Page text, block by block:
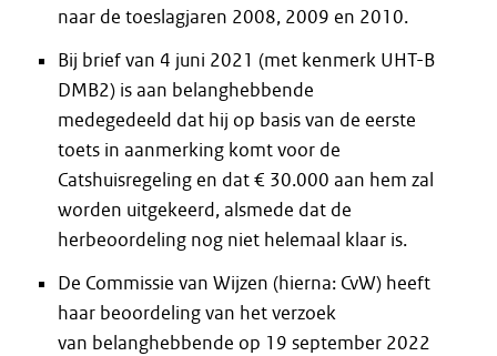
naar de toeslagjaren 2008, 2009 en 2010.
Bij brief van 4 juni 2021 (met kenmerk UHT-B
DMB2) is aan belanghebbende
medegedeeld dat hij op basis van de eerste
toets in aanmerking komt voor de
Catshuisregeling en dat € 30.000 aan hem zal
worden uitgekeerd, alsmede dat de
herbeoordeling nog niet helemaal klaar is.
De Commissie van Wijzen (hierna: CvW) heeft
haar beoordeling van het verzoek
van belanghebbende op 19 september 2022